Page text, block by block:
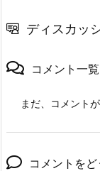
ディスカッ
コメント一覧
まだ、コメント
コメントを